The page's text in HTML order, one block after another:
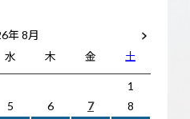
年 8月
水 木 金
土
1
5 6 7
8